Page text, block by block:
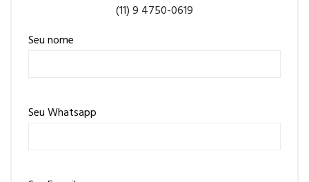
(11) 9 4750-0619
Seu nome
Seu Whatsapp